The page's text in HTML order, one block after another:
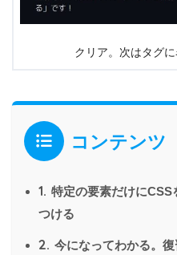
クリア。次はタグに
コンテンツ
1. 特定の要素だけに
つける
2. 今になってわかる。